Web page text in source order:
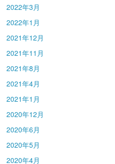
2022年3月
2022年1月
2021年12月
2021年11月
2021年8月
2021年4月
2021年1月
2020年12月
2020年6月
2020年5月
2020年4月